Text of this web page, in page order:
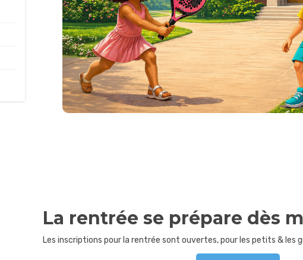
La rentrée se prépare dès
Les inscriptions pour la rentrée sont ouvertes, pour les petits & les